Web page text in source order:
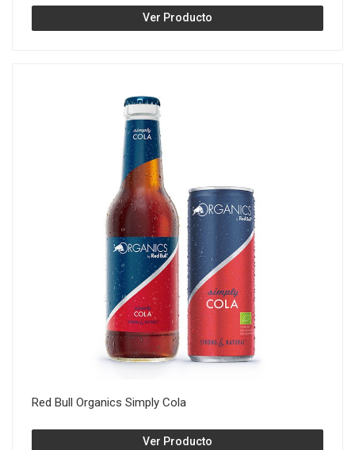
Ver Producto
Red Bull Organics Simply Cola
Ver Producto